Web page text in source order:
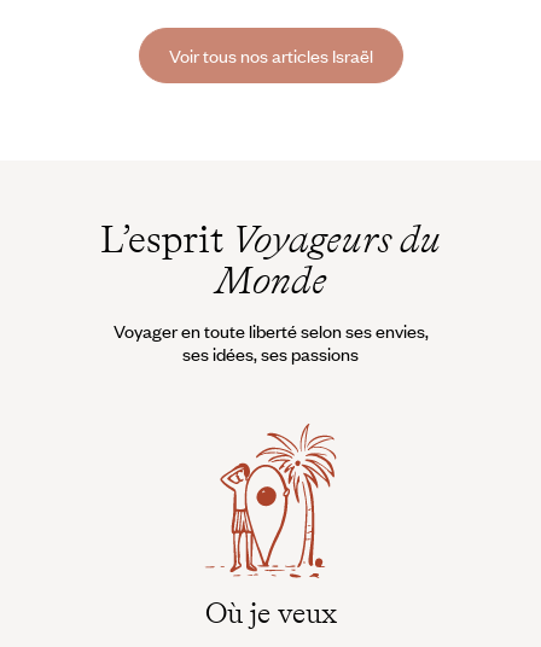
pêche aux canards façon marée noire, avec ses volatiles gluants de
Voir tous nos articles Israël
L’esprit Voyageurs du
Monde
Voyager en toute liberté selon ses envies,
ses idées, ses passions
Où je veux